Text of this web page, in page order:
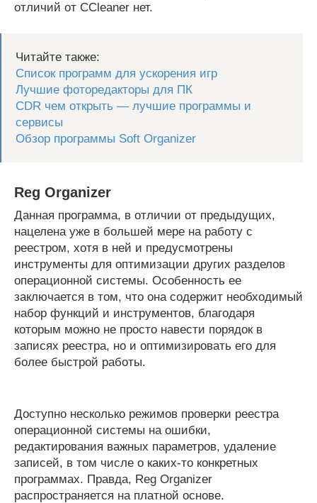
отличий от CCleaner нет.
Читайте также:
Список программ для ускорения игр
Лучшие фоторедакторы для ПК
CDR чем открыть — лучшие программы и
сервисы
Обзор программы Soft Organizer
Reg Organizer
Данная программа, в отличии от предыдущих,
нацелена уже в большей мере на работу с
реестром, хотя в ней и предусмотрены
инструменты для оптимизации других разделов
операционной системы. Особенность ее
заключается в том, что она содержит необходимый
набор функций и инструментов, благодаря
которым можно не просто навести порядок в
записях реестра, но и оптимизировать его для
более быстрой работы.
Доступно несколько режимов проверки реестра
операционной системы на ошибки,
редактирования важных параметров, удаление
записей, в том числе о каких-то конкретных
программах. Правда, Reg Organizer
распространяется на платной основе.